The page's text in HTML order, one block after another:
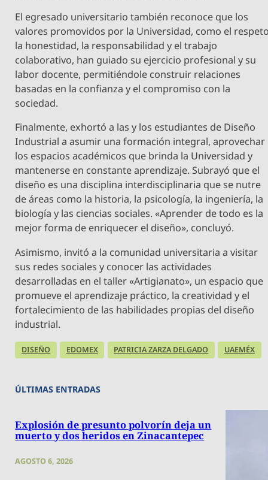
El egresado universitario también reconoce que los
valores promovidos por la Universidad, como el
la honestidad, la responsabilidad y el trabajo
colaborativo, han guiado su ejercicio profesional y su
labor docente, permitiéndole construir relaciones
basadas en la confianza y el compromiso con la
sociedad.
Finalmente, exhortó a las y los estudiantes de Diseño
Industrial a asumir una formación integral, aprovechar
los espacios académicos que brinda la Universidad y
mantenerse en constante aprendizaje. Subrayó que el
diseño es una disciplina interdisciplinaria que se nutre
de áreas como la historia, la psicología, la ingeniería, la
biología y las ciencias sociales. «Aprender de todo es la
mejor forma de enriquecer el diseño», concluyó.
Asimismo, invitó a la comunidad universitaria a visitar
sus redes sociales y conocer las actividades
desarrolladas en el taller «Artigianato», un espacio que
promueve el aprendizaje práctico, la creatividad y el
fortalecimiento de las habilidades propias del diseño
industrial.
DISEÑO EDOMEX PATRICIA ZARZA DELGADO UAEMÉX
ÚLTIMAS ENTRADAS
Explosión de presunto polvorín deja un
muerto y dos heridos en Zinacantepec
AGOSTO 6, 2026